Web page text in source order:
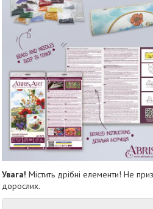
Увага! Містить дрібні елементи! Не
дорослих.